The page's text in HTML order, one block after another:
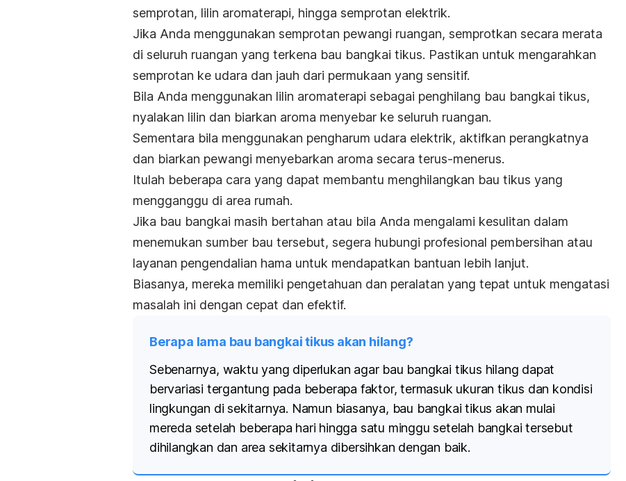
semprotan, lilin aromaterapi, hingga semprotan elektrik.
Jika Anda menggunakan semprotan pewangi ruangan, semprotkan secara merata
di seluruh ruangan yang terkena bau bangkai tikus. Pastikan untuk mengarahkan
semprotan ke udara dan jauh dari permukaan yang sensitif.
Bila Anda menggunakan lilin aromaterapi sebagai penghilang bau bangkai tikus,
nyalakan lilin dan biarkan aroma menyebar ke seluruh ruangan.
Sementara bila menggunakan pengharum udara elektrik, aktifkan perangkatnya
dan biarkan pewangi menyebarkan aroma secara terus-menerus.
Itulah beberapa cara yang dapat membantu menghilangkan bau tikus yang
mengganggu di area rumah.
Jika bau bangkai masih bertahan atau bila Anda mengalami kesulitan dalam
menemukan sumber bau tersebut, segera hubungi profesional pembersihan atau
layanan pengendalian hama untuk mendapatkan bantuan lebih lanjut.
Biasanya, mereka memiliki pengetahuan dan peralatan yang tepat untuk mengatasi
masalah ini dengan cepat dan efektif.
Berapa lama bau bangkai tikus akan hilang?
Sebenarnya, waktu yang diperlukan agar bau bangkai tikus hilang dapat
bervariasi tergantung pada beberapa faktor, termasuk ukuran tikus dan kondisi
lingkungan di sekitarnya. Namun biasanya, bau bangkai tikus akan mulai
mereda setelah beberapa hari hingga satu minggu setelah bangkai tersebut
dihilangkan dan area sekitarnya dibersihkan dengan baik.